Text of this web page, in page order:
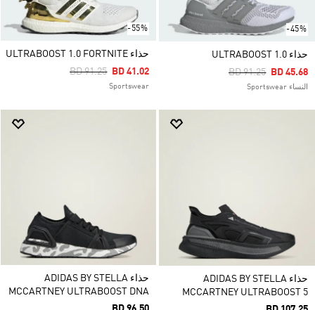
-45%
حذاء ULTRABOOST 1.0
Price Reduced
BD 91.25ToBD 45.68
النساء Sportswear
-55%
حذاء ULTRABOOST 1.0 FORTNITE
Price Reduced From
BD 91.25ToBD 41.02
Sportswear
حذاء ADIDAS BY STELLA
MCCARTNEY ULTRABOOST 5
حذاء ADIDAS BY STELLA
MCCARTNEY ULTRABOOST DNA